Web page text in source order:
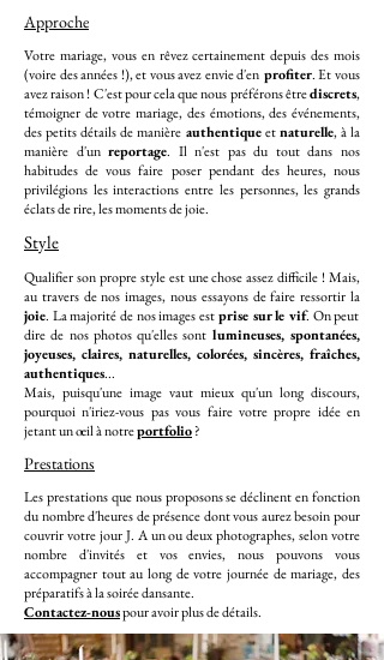
Approche
Votre mariage, vous en rêvez certainement depuis des mois
(voire des années !), et vous avez envie d'en profiter. Et vous
avez raison ! C'est pour cela que nous préférons êtrediscrets,
témoigner de votre mariage, des émotions, des événements,
des petits détails de manière authentiqueetnaturelle, à la
manière d'unreportage. Il n'est pas du tout dans nos
habitudes de vous faire poser pendant des heures, nous
privilégions les interactions entre les personnes, les grands
éclats de rire, les moments de joie.
Style
Qualifier son propre style est une chose assez difficile ! Mais,
au travers de nos images, nous essayons de faire ressortir la
joie. La majorité de nos images estprise sur le vif. On peut
dire de nos photos qu'elles sont lumineuses, spontanées,
joyeuses, claires, naturelles, colorées, sincères, fraîches,
authentiques...
Mais, puisqu'une image vaut mieux qu'un long discours,
pourquoi n'iriez-vous pas vous faire votre propre idée en
jetant un œil à notreportfolio?
Prestations
Les prestations que nous proposons se déclinent en fonction
du nombre d'heures de présence dont vous aurez besoin pour
couvrir votre jour J. A un ou deux photographes, selon votre
nombre d'invités et vos envies, nous pouvons vous
accompagner tout au long de votre journée de mariage, des
préparatifs à la soirée dansante.
Contactez-nouspour avoir plus de détails.